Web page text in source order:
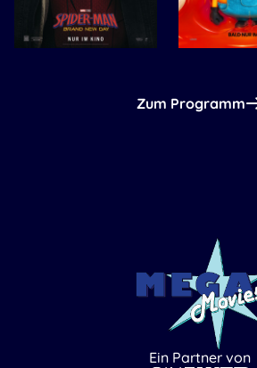
Zum Programm
Ein Partner von